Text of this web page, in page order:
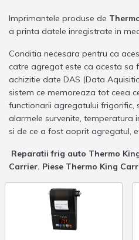
Imprimantele produse de
a printa datele inregistrate in
Conditia necesara pentru ca
catre agregat este ca acesta sa
achizitie date DAS (Data
sistem ce memoreaza tot ceea
functionarii agregatului frigorific,
alarmele survenite, temperatura
si de ce a fost aoprit agregatul,
Reparatii frig auto Thermo
Carrier. Piese Thermo King